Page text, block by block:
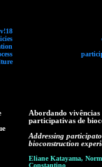
v!18
Abordando vivências
participativas de
Addressing
bioconstruction
Eliane Katayama,
Constantino